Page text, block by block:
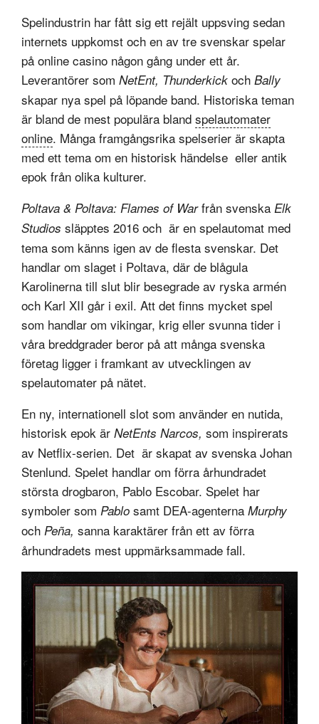
Spelindustrin har fått sig ett rejält uppsving sedan
internets uppkomst och en av tre svenskar spelar
på online casino någon gång under ett år.
Leverantörer som NetEnt, Thunderkick och Bally
skapar nya spel på löpande band. Historiska teman
är bland de mest populära bland spelautomater
online. Många framgångsrika spelserier är skapta
med ett tema om en historisk händelse eller antik
epok från olika kulturer.
Poltava & Poltava: Flames of Warfrån svenska Elk
Studios släpptes 2016 och är en spelautomat med
tema som känns igen av de flesta svenskar. Det
handlar om slaget i Poltava, där de blågula
Karolinerna till slut blir besegrade av ryska armén
och Karl XII går i exil. Att det finns mycket spel
som handlar om vikingar, krig eller svunna tider i
våra breddgrader beror på att många svenska
företag ligger i framkant av utvecklingen av
spelautomater på nätet.
En ny, internationell slot som använder en nutida,
historisk epok är NetEnts Narcos, som inspirerats
av Netflix-serien. Det är skapat av svenska Johan
Stenlund. Spelet handlar om förra århundradet
största drogbaron, Pablo Escobar. Spelet har
symboler som Pablo samt DEA-agenterna Murphy
och Peña, sanna karaktärer från ett av förra
århundradets mest uppmärksammade fall.